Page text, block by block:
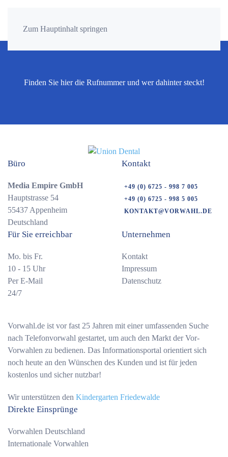
Zum Hauptinhalt springen
Finden Sie hier die Rufnummer und wer dahinter steckt!
Büro
Media Empire GmbH
Hauptstrasse 54
55437 Appenheim
Deutschland
Kontakt
+49 (0) 6725 - 998 7 005
+49 (0) 6725 - 998 5 005
KONTAKT@VORWAHL.DE
Für Sie erreichbar
Mo. bis Fr.
10 - 15 Uhr
Per E-Mail
24/7
Unternehmen
Kontakt
Impressum
Datenschutz
Vorwahl.de ist vor fast 25 Jahren mit einer umfassenden Suche
nach Telefonvorwahl gestartet, um auch den Markt der Vor-
Vorwahlen zu bedienen. Das Informationsportal orientiert sich
noch heute an den Wünschen des Kunden und ist für jeden
kostenlos und sicher nutzbar!
Wir unterstützen den Kindergarten Friedewalde
Direkte Einsprünge
Vorwahlen Deutschland
Internationale Vorwahlen